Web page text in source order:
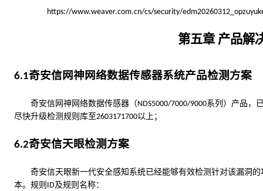
https://www.weaver.com.cn/cs/security/
第五章 产品解
6.1奇安信网神网络数据传感器系统产品检测方案
奇安信网神网络数据传感器（NDS5000/7000/9000系列）产品，
尽快升级检测规则库至2603171700以上；
6.2奇安信天眼检测方案
奇安信天眼新一代安全感知系统已经能够有效检测针对该漏洞
本。规则 ID及规则名称：